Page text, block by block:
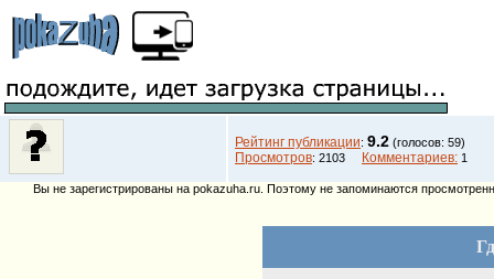
Рейтинг публикации: 9.2 (голосов: 59)
Просмотров: 2103 Комментариев: 1
Вы не зарегистрированы на pokazuha.ru. Поэтому не запоминаются